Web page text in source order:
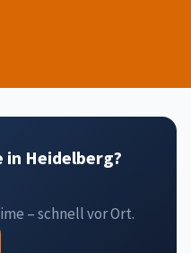
Heidelberg?
– schnell vor Ort.